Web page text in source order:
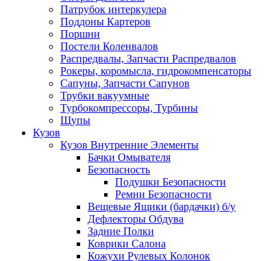
Патрубок интеркулера
Поддоны Картеров
Поршни
Постели Коленвалов
Распредвалы, Запчасти Распредвалов
Рокеры, коромысла, гидрокомпенсаторы
Сапуны, Запчасти Сапунов
Трубки вакуумные
Турбокомпрессоры, Турбины
Щупы
Кузов
Кузов Внутренние Элементы
Бачки Омывателя
Безопасность
Подушки Безопасности
Ремни Безопасности
Вещевые Ящики (бардачки) б/у
Дефлекторы Обдува
Задние Полки
Коврики Салона
Кожухи Рулевых Колонок